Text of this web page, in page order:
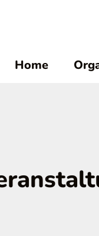
Home